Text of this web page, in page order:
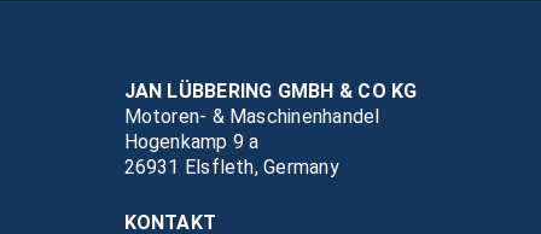
JAN LÜBBERING GMBH & CO KG
Motoren- & Maschinenhandel
Hogenkamp 9 a
26931 Elsfleth, Germany
KONTAKT